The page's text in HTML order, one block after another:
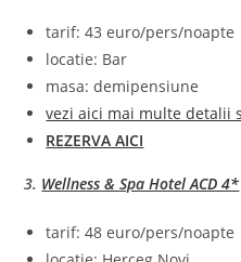
tarif: 43 euro/pers/noapte
locatie: Bar
masa: demipensiune
vezi aici mai multe detalii
REZERVA AICI
3. Wellness & Spa Hotel ACD 4*
tarif: 48 euro/pers/noapte